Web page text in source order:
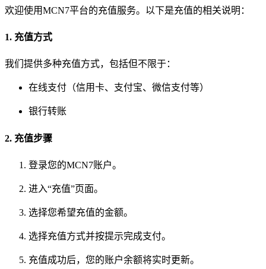
欢迎使用MCN7平台的充值服务。以下是充值的相关说明：
1. 充值方式
我们提供多种充值方式，包括但不限于：
在线支付（信用卡、支付宝、微信支付等）
银行转账
2. 充值步骤
登录您的MCN7账户。
进入“充值”页面。
选择您希望充值的金额。
选择充值方式并按提示完成支付。
充值成功后，您的账户余额将实时更新。